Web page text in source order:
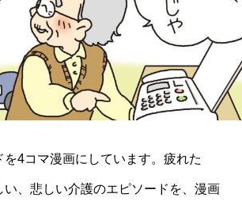
4コマ漫画にしています。疲れた
い、悲しい介護のエピソードを、漫画